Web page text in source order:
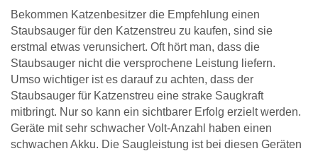
Bekommen Katzenbesitzer die Empfehlung einen
Staubsauger für den Katzenstreu zu kaufen, sind sie
erstmal etwas verunsichert. Oft hört man, dass die
Staubsauger nicht die versprochene Leistung liefern.
Umso wichtiger ist es darauf zu achten, dass der
Staubsauger für Katzenstreu eine strake Saugkraft
mitbringt. Nur so kann ein sichtbarer Erfolg erzielt werden.
Geräte mit sehr schwacher Volt-Anzahl haben einen
schwachen Akku. Die Saugleistung ist bei diesen Geräten